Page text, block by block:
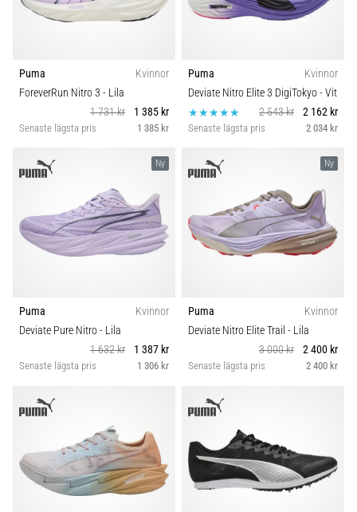
Puma
Kvinnor
ForeverRun Nitro 3 - Lila
1 731 kr
1 385 kr
Senaste lägsta pris 1 385 kr
Puma
Kvinnor
Deviate Nitro Elite 3 DigiTokyo- Vit
2 543 kr
2 162 kr
Senaste lägsta pris 2 034 kr
Ny
Puma
Kvinnor
Deviate Pure Nitro- Lila
1 632 kr
1 387 kr
Senaste lägsta pris 1 306 kr
Ny
Puma
Kvinnor
Deviate Nitro Elite Trail - Lila
3 000 kr
2 400 kr
Senaste lägsta pris 2 400 kr